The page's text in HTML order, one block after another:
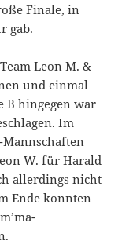
Finale, in
gab.
Leon M. &
und einmal
B hingegen war
Im
W. für Harald
allerdings nicht
Ende konnten